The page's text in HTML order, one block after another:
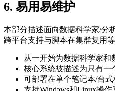
6. 易用易维护
本部分描述面向数据科学家/分
跨平台支持与脚本在集群复用等
从一开始为数据科学家和
核心系统被描述为只有一
可部署在单个笔记本/台式
支持Windows和Linux操作